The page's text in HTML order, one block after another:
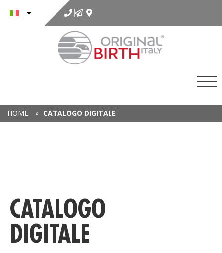
contenuto
HOME » CATALOGO DIGITALE
CATALOGO
DIGITALE